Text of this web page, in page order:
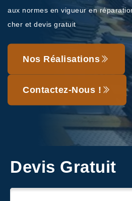
aux normes en vigueur en
cher et devis gratuit
Nos Réalisations
Contactez-Nous !
Devis Gratuit